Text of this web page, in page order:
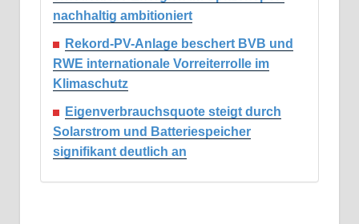
nachhaltig ambitioniert
Rekord-PV-Anlage beschert BVB und
RWE internationale Vorreiterrolle im
Klimaschutz
Eigenverbrauchsquote steigt durch
Solarstrom und Batteriespeicher
signifikant deutlich an